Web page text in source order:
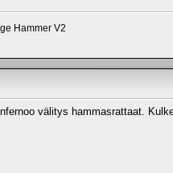
Hammer V2
välitys hammasrattaat.